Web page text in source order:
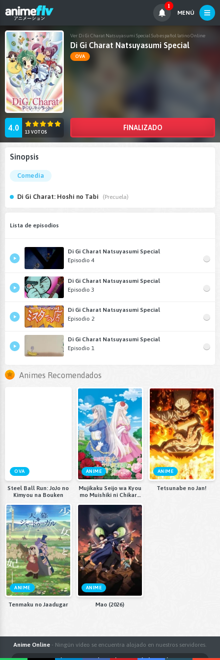
1
MENÚ
Ver Di Gi Charat Natsuyasumi Special Sub español latino Online
Di Gi Charat Natsuyasumi Special
OVA
4.0 13 VOTOS
FINALIZADO
Sinopsis
Comedia
Di Gi Charat: Hoshi no Tabi (Precuela)
Lista de episodios
Di Gi Charat Natsuyasumi Special
Episodio 4
Di Gi Charat Natsuyasumi Special
Episodio 3
Di Gi Charat Natsuyasumi Special
Episodio 2
Di Gi Charat Natsuyasumi Special
Episodio 1
Animes Recomendados
OVA
Steel Ball Run: JoJo no
Kimyou na Bouken
ANIME
Mujikaku Seijo wa Kyou
mo Muishiki ni Chikara
ANIME
Tetsunabe no Jan!
ANIME
Tenmaku no Jaadugar
ANIME
Mao (2026)
Anime Online - Ningún vídeo se encuentra alojado en nuestros servidores.